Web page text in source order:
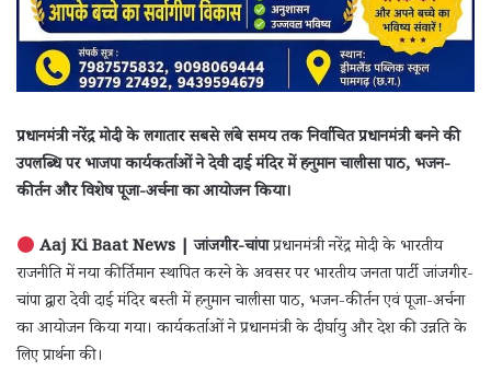
प्रधानमंत्री नरेंद्र मोदी के लगातार सबसे लंबे समय तक निर्वाचित प्रधानमंत्री बनने की
उपलब्धि पर भाजपा कार्यकर्ताओं ने देवी दाई मंदिर में हनुमान चालीसा पाठ, भजन-
कीर्तन और विशेष पूजा-अर्चना का आयोजन किया।
Aaj Ki Baat News | जांजगीर-चांपाप्रधानमंत्री नरेंद्र मोदी के भारतीय
राजनीति में नया कीर्तिमान स्थापित करने के अवसर पर भारतीय जनता पार्टी जांजगीर-
चांपा द्वारा देवी दाई मंदिर बस्ती में हनुमान चालीसा पाठ, भजन-कीर्तन एवं पूजा-अर्चना
का आयोजन किया गया। कार्यकर्ताओं ने प्रधानमंत्री के दीर्घायु और देश की उन्नति के
लिए प्रार्थना की।